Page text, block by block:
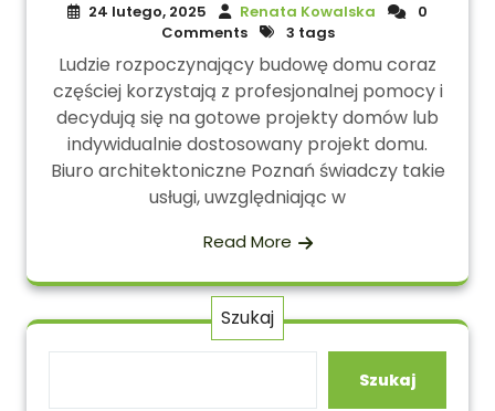
24 lutego, 2025 Renata Kowalska
0
Comments
3 tags
Ludzie rozpoczynający budowę domu coraz
częściej korzystają z profesjonalnej pomocy i
decydują się na gotowe projekty domów lub
indywidualnie dostosowany projekt domu.
Biuro architektoniczne Poznań świadczy takie
usługi, uwzględniając w
Read More
Szukaj
Szukaj